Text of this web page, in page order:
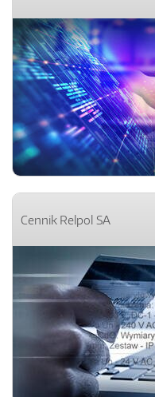
Cennik Relpol SA